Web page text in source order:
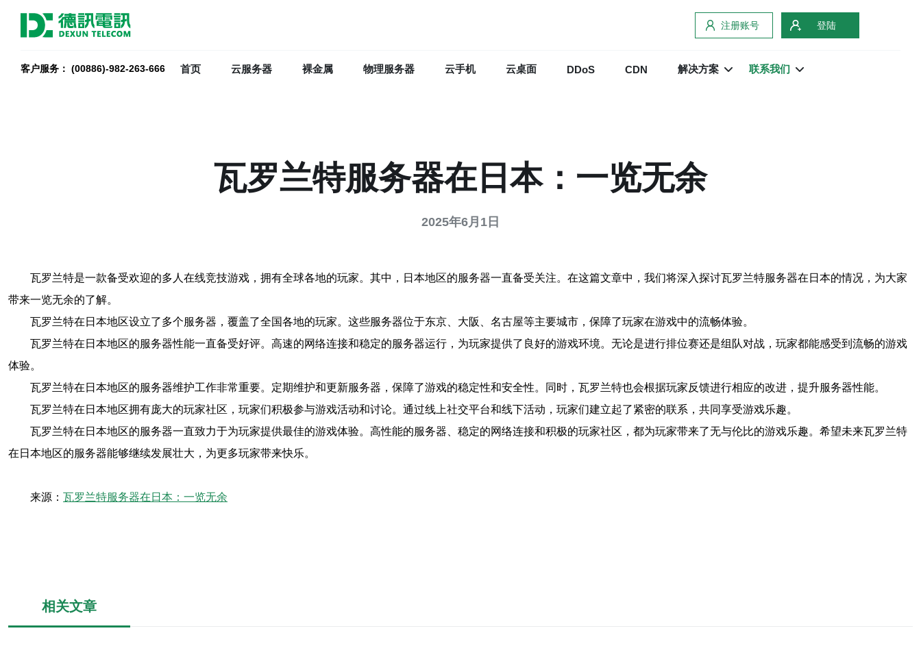
注册账号 登陆
客户服务： (00886)-982-263-666 首页 云服务器 裸金属 物理服务器 云手机 云桌面 DDoS CDN 解决方案 联系我们
瓦罗兰特服务器在日本：一览无余
2025年6月1日
瓦罗兰特是一款备受欢迎的多人在线竞技游戏，拥有全球各地的玩家。其中，日本地区的服务器一直备受关注。在这篇文章中，我们将深入探讨瓦罗兰特服务器在日本的情况，为大家
带来一览无余的了解。
瓦罗兰特在日本地区设立了多个服务器，覆盖了全国各地的玩家。这些服务器位于东京、大阪、名古屋等主要城市，保障了玩家在游戏中的流畅体验。
瓦罗兰特在日本地区的服务器性能一直备受好评。高速的网络连接和稳定的服务器运行，为玩家提供了良好的游戏环境。无论是进行排位赛还是组队对战，玩家都能感受到流畅的游戏
体验。
瓦罗兰特在日本地区的服务器维护工作非常重要。定期维护和更新服务器，保障了游戏的稳定性和安全性。同时，瓦罗兰特也会根据玩家反馈进行相应的改进，提升服务器性能。
瓦罗兰特在日本地区拥有庞大的玩家社区，玩家们积极参与游戏活动和讨论。通过线上社交平台和线下活动，玩家们建立起了紧密的联系，共同享受游戏乐趣。
瓦罗兰特在日本地区的服务器一直致力于为玩家提供最佳的游戏体验。高性能的服务器、稳定的网络连接和积极的玩家社区，都为玩家带来了无与伦比的游戏乐趣。希望未来瓦罗兰特
在日本地区的服务器能够继续发展壮大，为更多玩家带来快乐。
来源： 瓦罗兰特服务器在日本：一览无余
相关文章